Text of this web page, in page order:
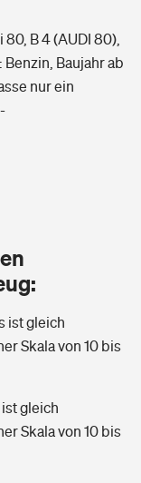
B 4 (AUDI 80),
Baujahr ab
nur ein
ist gleich
Skala von 10 bis
ist gleich
Skala von 10 bis